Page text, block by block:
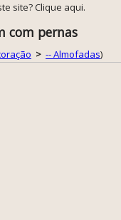
site? Clique aqui.
com pernas
> -- Almofadas)